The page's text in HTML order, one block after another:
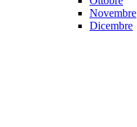
Novembre
Dicembre